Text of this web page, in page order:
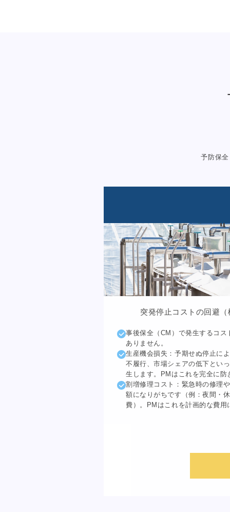
予防保
突発停止コストの回避
事後保全（CM）で発生するコ
ありません。
生産機会損失：予期せぬ停止に
不履行、市場シェアの低下とい
生します。PMはこれを完全に防
割増修理コスト：緊急時の修理
額になりがちです（例：夜間・
費）。PMはこれを計画的な費用